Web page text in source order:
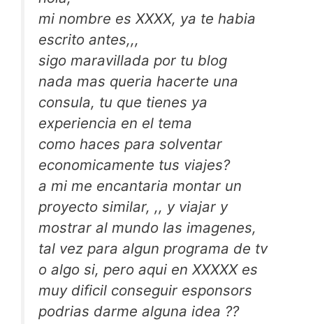
mi nombre es XXXX, ya te habia
escrito antes,,,
sigo maravillada por tu blog
nada mas queria hacerte una
consula, tu que tienes ya
experiencia en el tema
como haces para solventar
economicamente tus viajes?
a mi me encantaria montar un
proyecto similar, ,, y viajar y
mostrar al mundo las imagenes,
tal vez para algun programa de tv
o algo si, pero aqui en XXXXX es
muy dificil conseguir esponsors
podrias darme alguna idea ??